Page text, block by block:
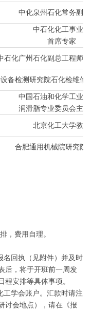
中化泉州石化常务副
中石化化工事业部
首席专家
石化广州石化副总工程师
备检测研究院石化检维修
中国石油和化学工业
润滑脂专业委员会主
北京化工大学教授
合肥通用机械院研究院
石化副总工程师
中韩武汉石化设备工程
中石化九江石化机动
中石化青岛炼化设备
石油化工管理干部学院
，费用自理。
名回执（见附件）并及时
后，将于开班前一周发
程安排等具体事项。
工学会账户。汇款时请注
讨会地点），请在《报